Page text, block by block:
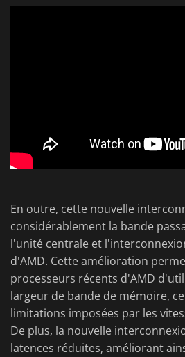
En outre, cette nouvelle
considérablement la bande
l'unité centrale et
d'AMD. Cette amélioration
processeurs récents d'AMD
largeur de bande de mémoire,
limitations imposées par les
De plus, la nouvelle
latences réduites, améliorant